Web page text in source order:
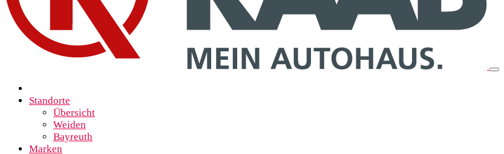
Standorte
Übersicht
Weiden
Bayreuth
Marken